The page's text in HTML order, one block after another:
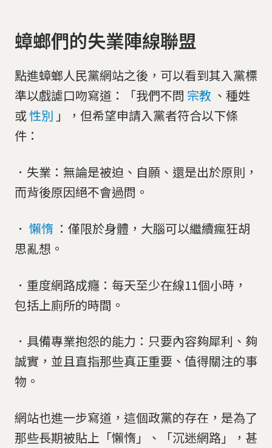
蟑螂們的失業陣線聯盟
點進蟑螂人民黨網站之後，可以看到其入黨標
準以戲謔口吻寫道：「我們不問 宗教 、種姓
或性別 」，但希望申請入黨者符合以下條
件：
．失業：無論是被迫、自願、還是出於原則，
而背後原因絕不會過問。
． 懶惰 ：僅限於身體，大腦可以繼續瘋狂胡
思亂想。
．重度網路成癮：每天至少在線11個小時，
包括上廁所的時間。
．具備專業抱怨的能力：只要內容夠犀利、夠
誠實，並且直指那些真正重要、值得關注的事
物。
網站也進一步寫道，這個政黨的存在，是為了
那些長期被貼上「懶惰」、「沉迷網路」，甚